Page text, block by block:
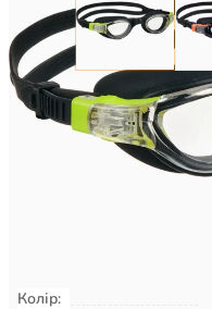
Колір:
835₴
Колір: